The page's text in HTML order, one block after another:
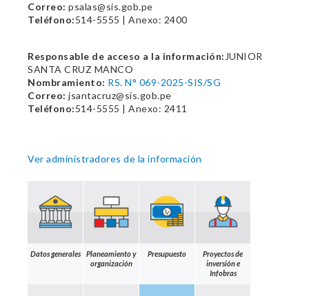
Correo: psalas@sis.gob.pe
Teléfono:514-5555 | Anexo: 2400
Responsable de acceso a la información: JUNIOR
SANTA CRUZ MANCO
Nombramiento: RS. N° 069-2025-SIS/SG
Correo: jsantacruz@sis.gob.pe
Teléfono:514-5555 | Anexo: 2411
Ver administradores de la información
Datos generales
Planeamiento y
organización
Presupuesto
Proyectos de
inversión e
Infobras